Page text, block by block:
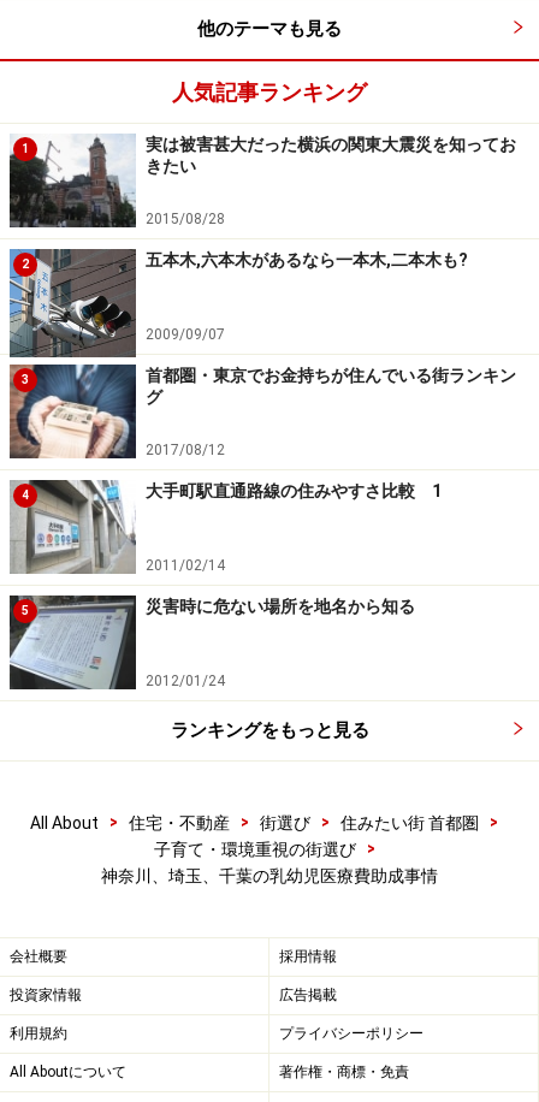
一方、同じ神奈川県内には厚木市、海老名市
などのよう
に中学生まで通院、入院ともに所得制限、一時負担金な
しで助成されるような手厚い自治体があったり、ゼロ歳
児のみ所得制限のない伊勢原市、相模原市、逗子市、大
和市
などがあるなど、通院、入院と所得制限の組み合わ
せが自治体ごとに違う。引っ越しをする際には同じ県内
の場合でも注意が必要というわけである。
ちなみに神奈川県内では人口減少に悩む、都心から遠い
自治体ほど医療費助成が手厚いという傾向もある。たと
えば、中井町、大井町、松田町、山北町、箱根町、真鶴
町では通院、入院ともに所得制限、一時負担金無しで助
成される。それによって子どものいる世帯に移り住んで
もらいたいという意図である。
（＊）実際には小学校、中学校、中等教育学校卒業後、
最初の3月31日までとなっているが、ここでは便宜上、
以下すべて小学生、中学生などとして記載する
埼玉県：中学校までが基本だが、高校生を
対象にする自治体も多数
さいたま市は通院、入院ともに中学卒業までの医療費を助
助成で、かつ自己負担金も必要だった埼玉県の乳幼児医
療費助成制度だが、その後、通院、入院ともに0歳から
義務教育就学前までの助成となっており、一時負担金も
不要に。さらに現在では通院、入院ともに中学生まで。
所得制限もなく、全体として非常に手厚い助成となって
他のテーマも見る
人気記事ランキング
1
実は被害甚大だった横浜の関東大震災を知ってお
きたい
2015/08/28
2 五本木,六本木があるなら一本木,二本木も?
2009/09/07
3
首都圏・東京でお金持ちが住んでいる街ランキン
グ
2017/08/12
4 大手町駅直通路線の住みやすさ比較 1
2011/02/14
5 災害時に危ない場所を地名から知る
2012/01/24
ランキングをもっと見る
All About > 住宅・不動産 > 街選び > 住みたい街 首都圏
>
子育て・環境重視の街選び
>
神奈川、埼玉、千葉の乳幼児医療費助成事情
会社概要 採用情報
投資家情報 広告掲載
利用規約 プライバシーポリシー
All Aboutについて 著作権・商標・免責